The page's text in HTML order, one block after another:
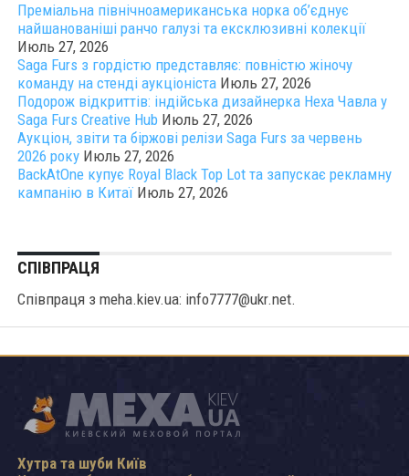
Преміальна північноамериканська норка об’єднує
найшанованіші ранчо галузі та ексклюзивні колекції
Июль 27, 2026
Saga Furs з гордістю представляє: повністю жіночу
команду на стенді аукціоніста Июль 27, 2026
Подорож відкриттів: індійська дизайнерка Неха Чавла у
Saga Furs Creative Hub Июль 27, 2026
Аукціон, звіти та біржові релізи Saga Furs за червень
2026 року Июль 27, 2026
BackAtOne купує Royal Black Top Lot та запускає рекламну
кампанію в Китаї Июль 27, 2026
СПІВПРАЦЯ
Співпраця з meha.kiev.ua: info7777@ukr.net.
Хутра та шуби Київ